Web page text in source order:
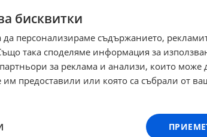
бисквитки
да персонализираме съдържанието,
така споделяме информация за
за реклама и анализи, които може
им предоставили или която са събрали от